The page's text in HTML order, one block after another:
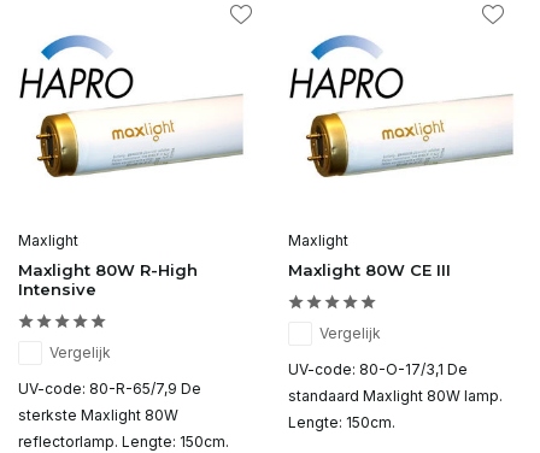
Maxlight
Maxlight 80W R-High
Intensive
Vergelijk
UV-code: 80-R-65/7,9 De
sterkste Maxlight 80W
reflectorlamp. Lengte: 150cm.
Maxlight
Maxlight 80W CE III
Vergelijk
UV-code: 80-O-17/3,1 De
standaard Maxlight 80W lamp.
Lengte: 150cm.